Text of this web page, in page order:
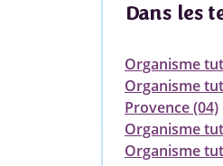
Dans les
Organisme
Organisme
Provence (04)
Organisme
Organisme